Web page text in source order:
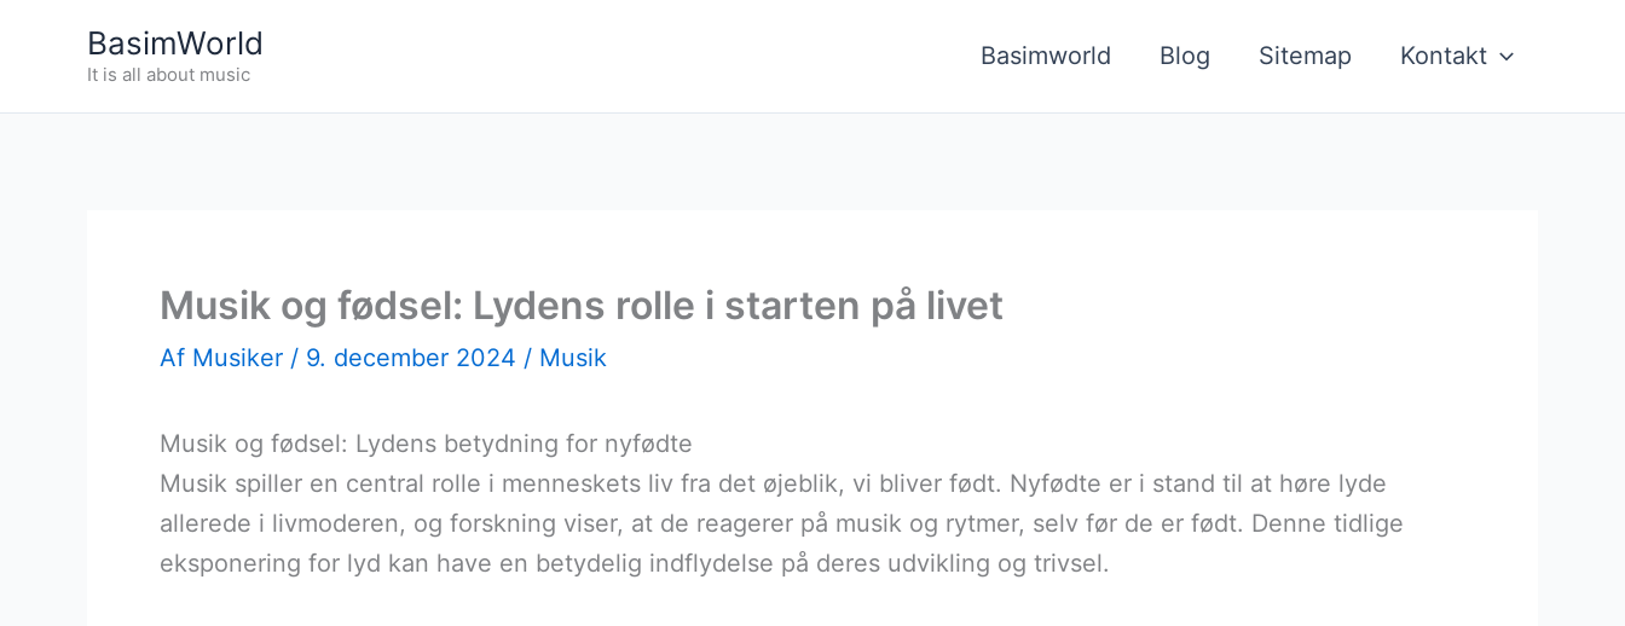
BasimWorld
It is all about music
Basimworld Blog Sitemap Kontakt
Musik og fødsel: Lydens rolle i starten på livet
Af Musiker / 9. december 2024 / Musik
Musik og fødsel: Lydens betydning for nyfødte
Musik spiller en central rolle i menneskets liv fra det øjeblik, vi bliver født. Nyfødte er i stand til at høre lyde
allerede i livmoderen, og forskning viser, at de reagerer på musik og rytmer, selv før de er født. Denne tidlige
eksponering for lyd kan have en betydelig indflydelse på deres udvikling og trivsel.